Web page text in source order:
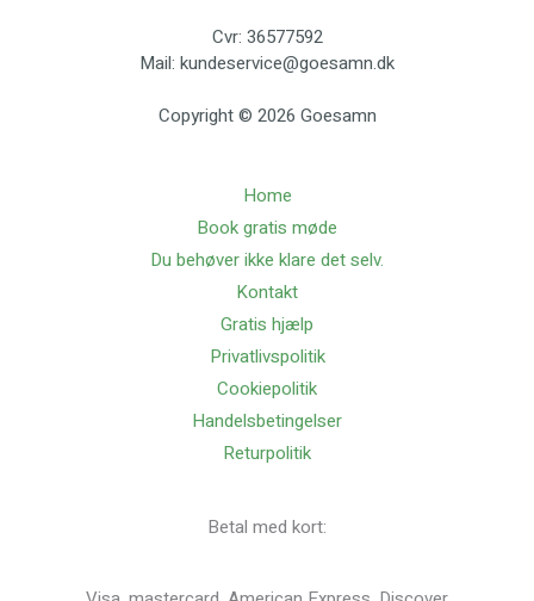
Cvr: 36577592
Mail: kundeservice@goesamn.dk
Copyright © 2026 Goesamn
Home
Book gratis møde
Du behøver ikke klare det selv.
Kontakt
Gratis hjælp
Privatlivspolitik
Cookiepolitik
Handelsbetingelser
Returpolitik
Betal med kort: